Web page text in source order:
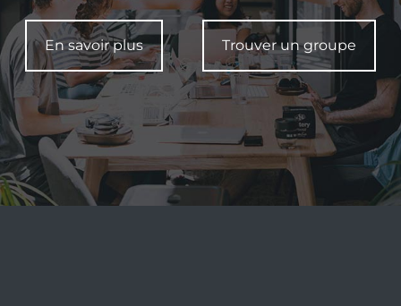
En savoir plus Trouver un groupe